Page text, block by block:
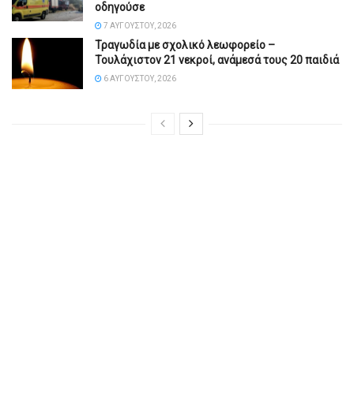
οδηγούσε
7 ΑΥΓΟΎΣΤΟΥ, 2026
Τραγωδία με σχολικό λεωφορείο –
Τουλάχιστον 21 νεκροί, ανάμεσά τους 20 παιδιά
6 ΑΥΓΟΎΣΤΟΥ, 2026